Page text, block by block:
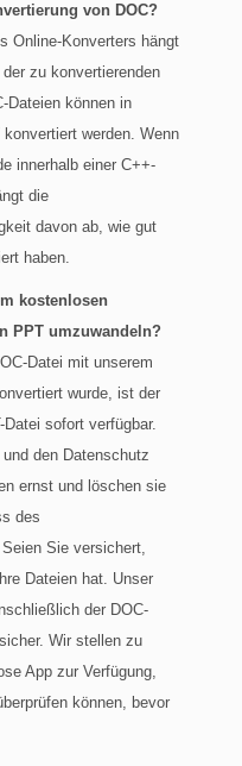
von DOC?
Online-Konverters hängt
zu konvertierenden
Dateien können in
werden. Wenn
innerhalb einer C++-
die
davon ab, wie gut
haben.
kostenlosen
PPT umzuwandeln?
Datei mit unserem
wurde, ist der
sofort verfügbar.
den Datenschutz
ernst und löschen sie
des
Sie versichert,
Dateien hat. Unser
der DOC-
Wir stellen zu
App zur Verfügung,
können, bevor